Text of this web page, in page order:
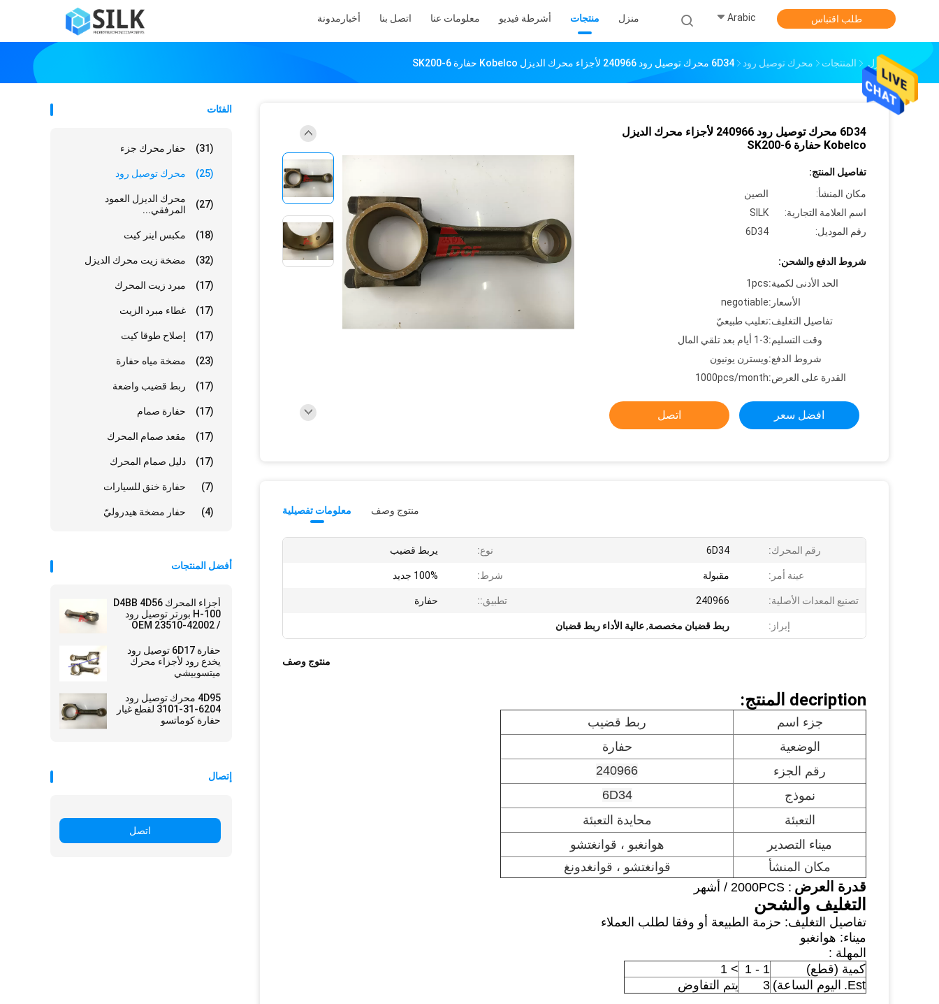
منزل منتجات أشرطة فيديو معلومات عنا اتصل بنا أخبار مدونة Arabic طلب اقتباس
منزل المنتجات محرك توصيل رود 6D34 محرك توصيل رود 240966 لأجزاء محرك الديزل Kobelco حفارة SK200-6
الفئات
حفار محرك جزء (31)
محرك توصيل رود (25)
محرك الديزل العمود
المرفقي...
(27)
مكبس اينر كيت (18)
مضخة زيت محرك الديزل (32)
مبرد زيت المحرك (17)
غطاء مبرد الزيت (17)
إصلاح طوقا كيت (17)
مضخة مياه حفارة (23)
ربط قضيب واضعة (17)
حفارة صمام (17)
مقعد صمام المحرك (17)
دليل صمام المحرك (17)
حفارة خنق للسيارات (7)
حفار مضخة هيدروليّ (4)
أفضل المنتجات
أجزاء المحرك D4BB 4D56
H-100 بورتر توصيل رود
OEM 23510-42002 /
حفارة 6D17 توصيل رود
يخدع رود لأجزاء محرك
ميتسوبيشي
4D95 محرك توصيل رود
6204-31-3101 لقطع غيار
حفارة كوماتسو
إتصال
اتصل
6D34 محرك توصيل رود 240966 لأجزاء محرك الديزل
Kobelco حفارة SK200-6
تفاصيل المنتج:
مكان المنشأ:
الصين
اسم العلامة التجارية:
SILK
رقم الموديل:
6D34
شروط الدفع والشحن:
الحد الأدنى لكمية:1pcs
الأسعار:negotiable
تفاصيل التغليف:تعليب طبيعيّ
وقت التسليم:1-3 أيام بعد تلقي المال
شروط الدفع:ويسترن يونيون
القدرة على العرض:1000pcs/month
افضل سعر اتصل
معلومات تفصيلية منتوج وصف
رقم المحرك: 6D34 نوع: يربط قضيب
عينة أمر: مقبولة شرط: 100% جديد
تصنيع المعدات الأصلية: 240966 تطبيق:: حفارة
إبراز: ربط قضبان مخصصة,عالية الأداء ربط قضبان
منتوج وصف
decription المنتج:
جزء اسم
ربط قضيب
الوضعية
حفارة
رقم الجزء
240966
نموذج
6D34
التعبئة
محايدة التعبئة
ميناء التصدير
هوانغبو ، قوانغتشو
مكان المنشأ
قوانغتشو ، قوانغدونغ
قدرة العرض : 2000PCS / أشهر
التغليف والشحن
تفاصيل التغليف: حزمة الطبيعة أو وفقا لطلب العملاء
ميناء: هوانغبو
المهلة :
كمية (قطع)
1 - 1
> 1
Est.
اليوم الساعة) 3 يتم التفاوض